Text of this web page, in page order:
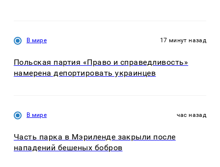
В мире 17 минут назад
Польская партия «Право и справедливость»
намерена депортировать украинцев
В мире час назад
Часть парка в Мэриленде закрыли после
нападений бешеных бобров